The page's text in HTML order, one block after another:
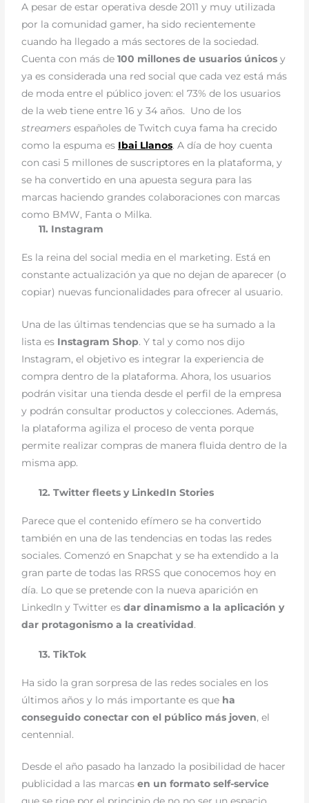
A pesar de estar operativa desde 2011 y muy utilizada
por la comunidad gamer, ha sido recientemente
cuando ha llegado a más sectores de la sociedad.
Cuenta con más de100 millones de usuarios únicos y
ya es considerada una red social que cada vez está más
de moda entre el público joven: el 73% de los usuarios
de la web tiene entre 16 y 34 años.
Uno de los
streamersespañoles de Twitch cuya fama ha crecido
como la espuma es Ibai Llanos. A día de hoy cuenta
con casi 5 millones de suscriptores en la plataforma, y
se ha convertido en una apuesta segura para las
marcas haciendo grandes colaboraciones con marcas
como BMW, Fanta o Milka.
11. Instagram
Es la reina del social media en el marketing. Está en
constante actualización ya que no dejan de aparecer (o
copiar) nuevas funcionalidades para ofrecer al usuario.
Una de las últimas tendencias que se ha sumado a la
lista es Instagram Shop. Y tal y como nos dijo
Instagram, el objetivo es integrar la experiencia de
compra dentro de la plataforma. Ahora, los usuarios
podrán visitar una tienda desde el perfil de la empresa
y podrán consultar productos y colecciones. Además,
la plataforma agiliza el proceso de venta porque
permite realizar compras de manera fluida dentro de la
misma app.
12. Twitter fleets y LinkedIn Stories
Parece que el contenido efímero se ha convertido
también en una de las tendencias en todas las redes
sociales. Comenzó en Snapchat y se ha extendido a la
gran parte de todas las RRSS que conocemos hoy en
día. Lo que se pretende con la nueva aparición en
LinkedIn y Twitter esdar dinamismo a la aplicación y
dar protagonismo a la creatividad.
13. TikTok
Ha sido la gran sorpresa de las redes sociales en los
últimos años y lo más importante es que ha
conseguido conectar con el público más joven, el
centennial.
Desde el año pasado ha lanzado la posibilidad de hacer
publicidad a las marcas en un formato self-service